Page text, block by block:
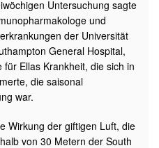
Untersuchung sagte
und
der Universität
General Hospital,
Ellas Krankheit, die sich in
die saisonal
war.
Wirkung der giftigen Luft, die
von 30 Metern der South